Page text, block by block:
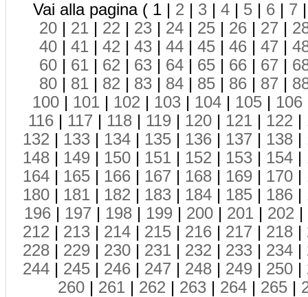
Vai alla pagina ( 1 | 2 | 3 | 4 | 5 | 6 | 7
20 | 21 | 22 | 23 | 24 | 25 | 26 | 27 |
40 | 41 | 42 | 43 | 44 | 45 | 46 | 47 |
60 | 61 | 62 | 63 | 64 | 65 | 66 | 67 |
80 | 81 | 82 | 83 | 84 | 85 | 86 | 87 |
100 | 101 | 102 | 103 | 104 | 105 | 106
116 | 117 | 118 | 119 | 120 | 121 | 122 |
132 | 133 | 134 | 135 | 136 | 137 | 138 |
148 | 149 | 150 | 151 | 152 | 153 | 154 |
164 | 165 | 166 | 167 | 168 | 169 | 170 |
180 | 181 | 182 | 183 | 184 | 185 | 186 |
196 | 197 | 198 | 199 | 200 | 201 | 202 |
212 | 213 | 214 | 215 | 216 | 217 | 218 |
228 | 229 | 230 | 231 | 232 | 233 | 234 |
244 | 245 | 246 | 247 | 248 | 249 | 250 |
260 | 261 | 262 | 263 | 264 | 265 |